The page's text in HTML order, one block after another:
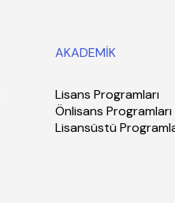
AKADEMİK
Lisans Programları
Önlisans Programları
Lisansüstü